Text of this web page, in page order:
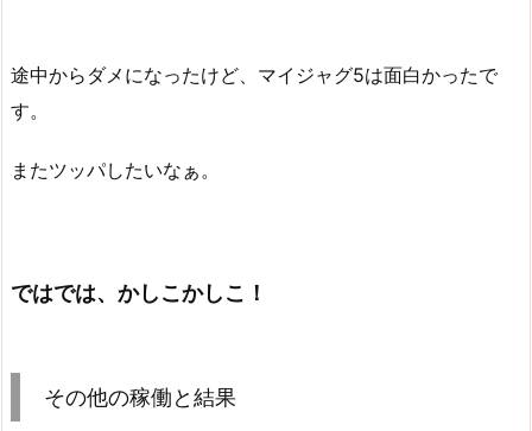
途中からダメになったけど、マイジャグ5は面白かったで
す。
またツッパしたいなぁ。
ではでは、かしこかしこ！
その他の稼働と結果